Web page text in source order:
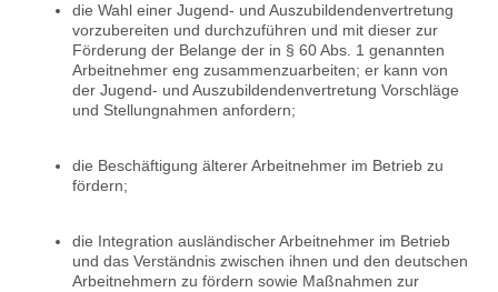
die Wahl einer Jugend- und Auszubildendenvertretung
vorzubereiten und durchzuführen und mit dieser zur
Förderung der Belange der in § 60 Abs. 1 genannten
Arbeitnehmer eng zusammenzuarbeiten; er kann von
der Jugend- und Auszubildendenvertretung Vorschläge
und Stellungnahmen anfordern;
die Beschäftigung älterer Arbeitnehmer im Betrieb zu
fördern;
die Integration ausländischer Arbeitnehmer im Betrieb
und das Verständnis zwischen ihnen und den deutschen
Arbeitnehmern zu fördern sowie Maßnahmen zur